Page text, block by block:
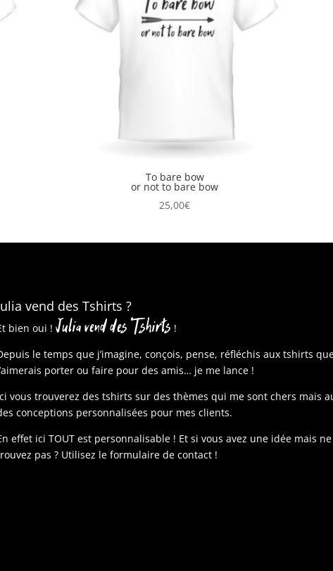
To bare bow
or not to bare bow
25,00€
vend des Tshirts ?
bien oui ! Julia vend des Tshirts !
le temps que j’imagine, conçois, pense, réfléchis aux tshirts
porter ou faire pour des amis… je me lance !
vous trouverez des tshirts sur des thèmes qui me sont chers mais
conceptions personnalisées pour mes clients.
effet ici TOUT est personnalisable ! Et si vous avez une idée mais
pas ? Utilisez le formulaire de contact !